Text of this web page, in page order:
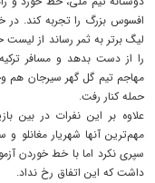
لیگ برتر به ثمر رساند از
را از دست بدهد و مسافر
مهاجم تیم گل گهر سیرجان هم
حمله کنار رفت.
علاوه بر این نفرات در بین
مهم‌ترین آنها شهریار مغانلو
سپری نکرد اما با خط خوردن
داشت که این اتفاق رخ نداد.